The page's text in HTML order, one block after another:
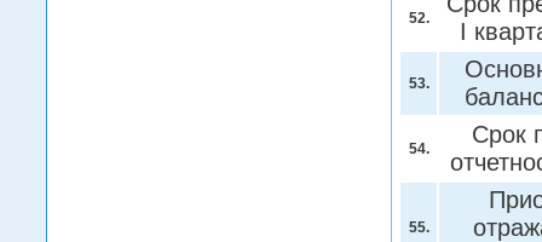
52.
I
53.
54.
Срок
55.